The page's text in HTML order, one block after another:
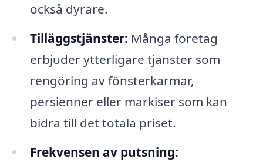
också dyrare.
Tilläggstjänster: Många företag
erbjuder ytterligare tjänster som
rengöring av fönsterkarmar,
persienner eller markiser som kan
bidra till det totala priset.
Frekvensen av putsning: